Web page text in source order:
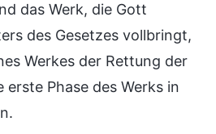
das Werk, die Gott
des Gesetzes vollbringt,
Werkes der Rettung der
Phase des Werks in